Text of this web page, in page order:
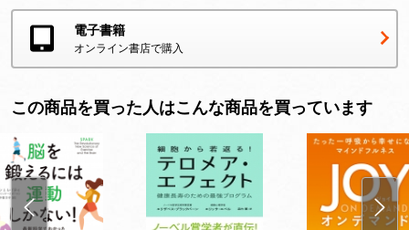
電子書籍
オンライン書店で購入
この商品を買った人はこんな商品を買っています